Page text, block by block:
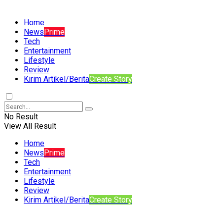
Home
NewsPrime
Tech
Entertainment
Lifestyle
Review
Kirim Artikel/BeritaCreate Story
No Result
View All Result
Home
NewsPrime
Tech
Entertainment
Lifestyle
Review
Kirim Artikel/BeritaCreate Story